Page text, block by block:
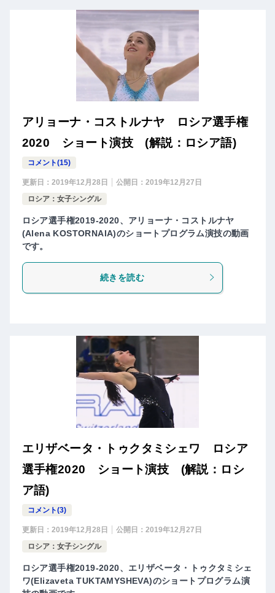
アリョーナ・コストルナヤ ロシア選手権
2020 ショート演技 (解説：ロシア語)
コメント(15)
更新日： 2019年12月28日 公開日： 2019年12月27日
ロシア：女子シングル
ロシア選手権2019-2020、アリョーナ・コストルナヤ
(Alena KOSTORNAIA)のショートプログラム演技の動画
です。
続きを読む
エリザベータ・トゥクタミシェワ ロシア
選手権2020 ショート演技 (解説：ロシ
ア語)
コメント(3)
更新日： 2019年12月28日 公開日： 2019年12月27日
ロシア：女子シングル
ロシア選手権2019-2020、エリザベータ・トゥクタミシェ
ワ(Elizaveta TUKTAMYSHEVA)のショートプログラム演